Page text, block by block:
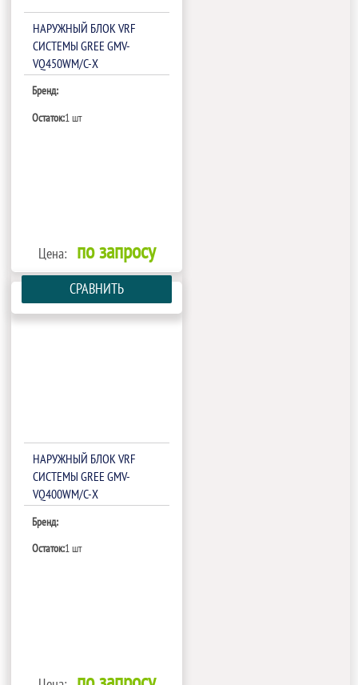
НАРУЖНЫЙ БЛОК VRF
СИСТЕМЫ GREE GMV-
VQ450WM/C-X
Бренд:
Остаток:1 шт
Цена: по запросу
СРАВНИТЬ
НАРУЖНЫЙ БЛОК VRF
СИСТЕМЫ GREE GMV-
VQ400WM/C-X
Бренд:
Остаток:1 шт